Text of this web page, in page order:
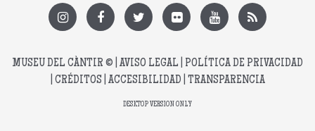
MUSEU DEL CÀNTIR © | AVISO LEGAL
POLÍTICA DE PRIVACIDAD
CRÉDITOS ACCESIBILIDAD TRANSPARENCIA
DESKTOP VERSION ONLY